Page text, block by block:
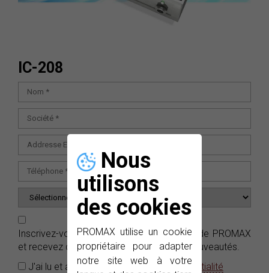
Nous
utilisons
des cookies
PROMAX utilise un cookie
propriétaire pour adapter
notre site web à votre
IC-208
Inscrivez-vous gratuitement aux e-News
de PROMAX
et recevez dans votre boîte e-mails nos nouveautés.
J'ai lu et accepté laPolitique de confidentialité